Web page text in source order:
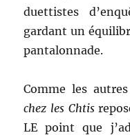
duettistes
gardant un
pantalonnade.
Comme les
chez les Chtis
LE point que